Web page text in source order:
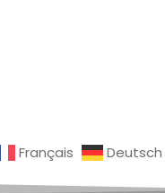
Français Deutsch